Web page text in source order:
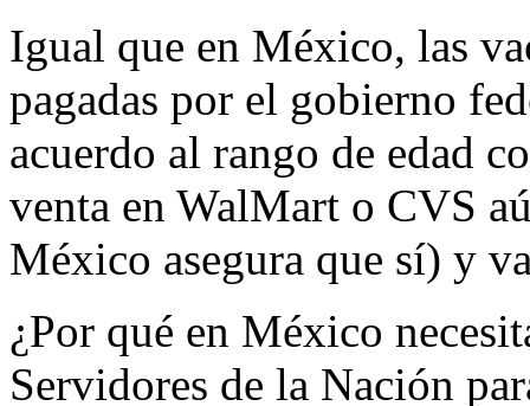
Igual que en México, las
pagadas por el gobierno
acuerdo al rango de edad
venta en WalMart o CVS
México asegura que sí) y
¿Por qué en México
Servidores de la Nación